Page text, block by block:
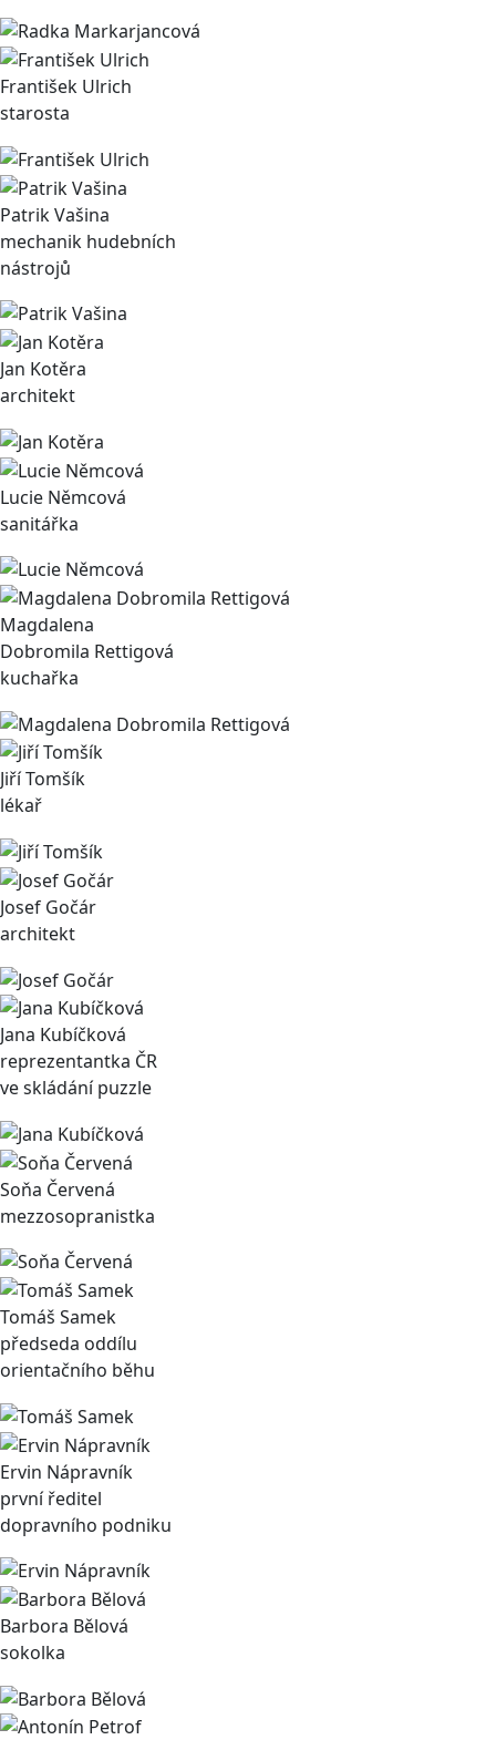
František Ulrich
starosta
Patrik Vašina
mechanik hudebních
nástrojů
Jan Kotěra
architekt
Lucie Němcová
sanitářka
Magdalena
Dobromila Rettigová
kuchařka
Jiří Tomšík
lékař
Josef Gočár
architekt
Jana Kubíčková
reprezentantka ČR
ve skládání puzzle
Soňa Červená
mezzosopranistka
Tomáš Samek
předseda oddílu
orientačního běhu
Ervin Nápravník
první ředitel
dopravního podniku
Barbora Bělová
sokolka